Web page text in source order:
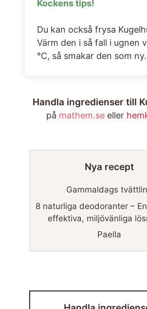
Kockens tips!
Du kan också frysa
Värm den i så fall i ugnen
°C, så smakar den som ny.
Handla ingredienser till
på mathem.se eller
Nya recept
Gammaldags
8 naturliga deodoranter –
effektiva, miljövänliga
Paella